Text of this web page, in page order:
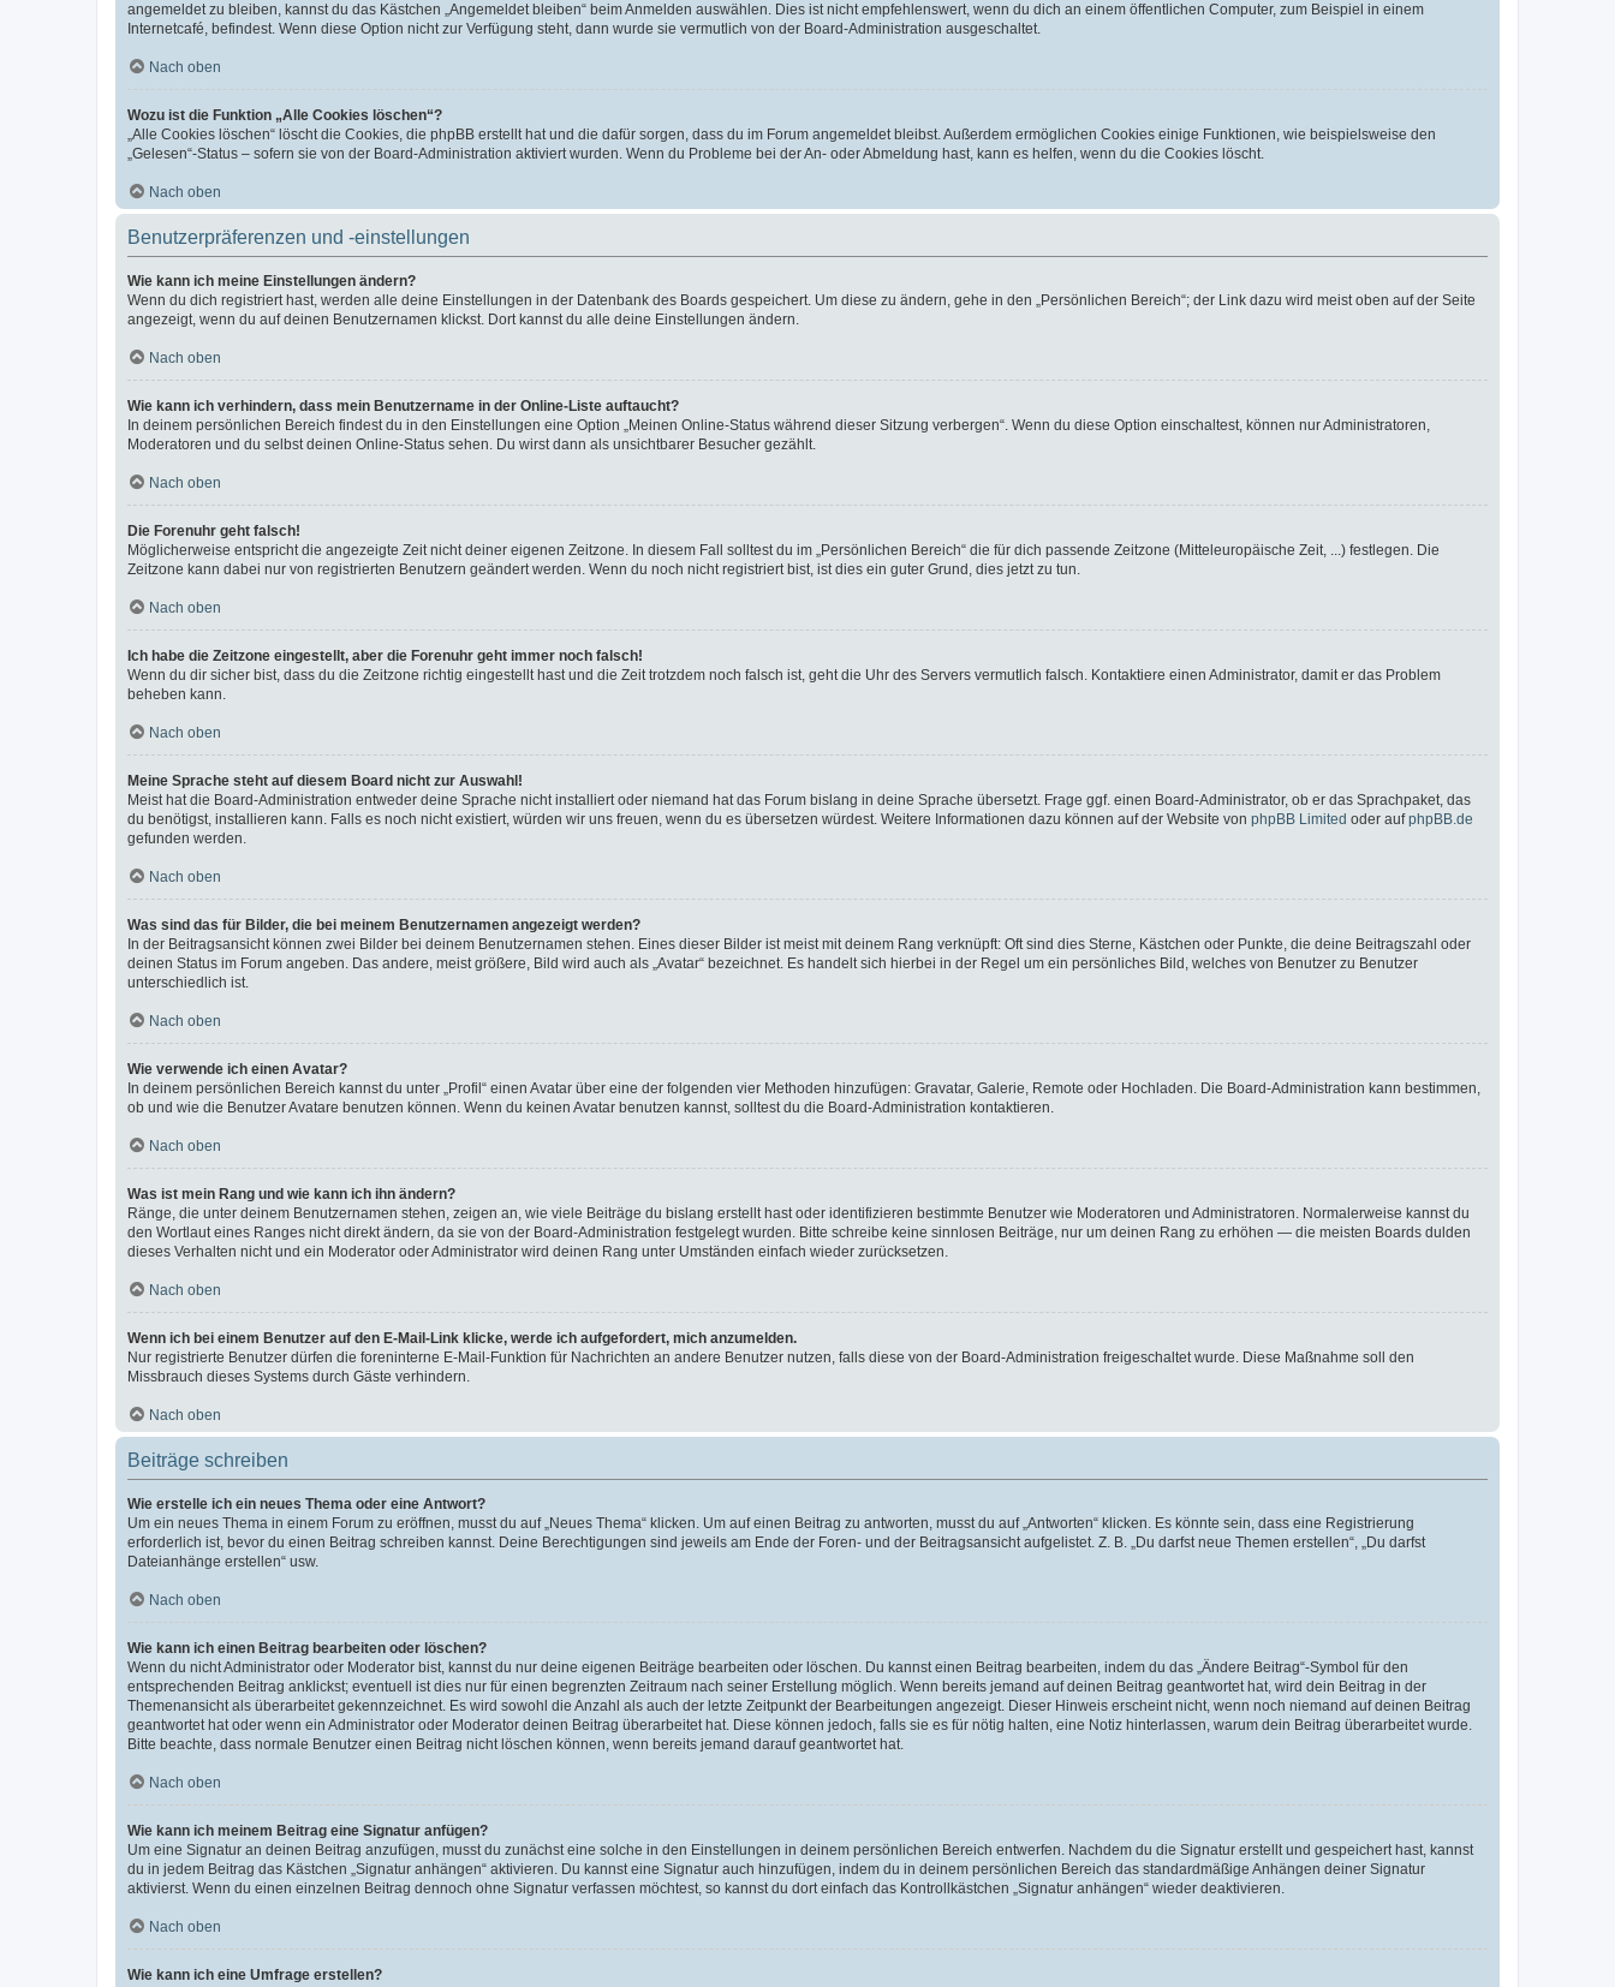
angemeldet zu bleiben, kannst du das Kästchen „Angemeldet bleiben“ beim Anmelden auswählen. Dies ist nicht empfehlenswert, wenn du dich an einem öffentlichen Computer, zum Beispiel in einem
Internetcafé, befindest. Wenn diese Option nicht zur Verfügung steht, dann wurde sie vermutlich von der Board-Administration ausgeschaltet.
Nach oben
Wozu ist die Funktion „Alle Cookies löschen“?
„Alle Cookies löschen“ löscht die Cookies, die phpBB erstellt hat und die dafür sorgen, dass du im Forum angemeldet bleibst. Außerdem ermöglichen Cookies einige Funktionen, wie beispielsweise den
„Gelesen“-Status – sofern sie von der Board-Administration aktiviert wurden. Wenn du Probleme bei der An- oder Abmeldung hast, kann es helfen, wenn du die Cookies löscht.
Nach oben
Benutzerpräferenzen und -einstellungen
Wie kann ich meine Einstellungen ändern?
Wenn du dich registriert hast, werden alle deine Einstellungen in der Datenbank des Boards gespeichert. Um diese zu ändern, gehe in den „Persönlichen Bereich“; der Link dazu wird meist oben auf der Seite
angezeigt, wenn du auf deinen Benutzernamen klickst. Dort kannst du alle deine Einstellungen ändern.
Nach oben
Wie kann ich verhindern, dass mein Benutzername in der Online-Liste auftaucht?
In deinem persönlichen Bereich findest du in den Einstellungen eine Option „Meinen Online-Status während dieser Sitzung verbergen“. Wenn du diese Option einschaltest, können nur Administratoren,
Moderatoren und du selbst deinen Online-Status sehen. Du wirst dann als unsichtbarer Besucher gezählt.
Nach oben
Die Forenuhr geht falsch!
Möglicherweise entspricht die angezeigte Zeit nicht deiner eigenen Zeitzone. In diesem Fall solltest du im „Persönlichen Bereich“ die für dich passende Zeitzone (Mitteleuropäische Zeit, ...) festlegen. Die
Zeitzone kann dabei nur von registrierten Benutzern geändert werden. Wenn du noch nicht registriert bist, ist dies ein guter Grund, dies jetzt zu tun.
Nach oben
Ich habe die Zeitzone eingestellt, aber die Forenuhr geht immer noch falsch!
Wenn du dir sicher bist, dass du die Zeitzone richtig eingestellt hast und die Zeit trotzdem noch falsch ist, geht die Uhr des Servers vermutlich falsch. Kontaktiere einen Administrator, damit er das Problem
beheben kann.
Nach oben
Meine Sprache steht auf diesem Board nicht zur Auswahl!
Meist hat die Board-Administration entweder deine Sprache nicht installiert oder niemand hat das Forum bislang in deine Sprache übersetzt. Frage ggf. einen Board-Administrator, ob er das Sprachpaket, das
du benötigst, installieren kann. Falls es noch nicht existiert, würden wir uns freuen, wenn du es übersetzen würdest. Weitere Informationen dazu können auf der Website von phpBB Limited oder aufphpBB.de
gefunden werden.
Nach oben
Was sind das für Bilder, die bei meinem Benutzernamen angezeigt werden?
In der Beitragsansicht können zwei Bilder bei deinem Benutzernamen stehen. Eines dieser Bilder ist meist mit deinem Rang verknüpft: Oft sind dies Sterne, Kästchen oder Punkte, die deine Beitragszahl oder
deinen Status im Forum angeben. Das andere, meist größere, Bild wird auch als „Avatar“ bezeichnet. Es handelt sich hierbei in der Regel um ein persönliches Bild, welches von Benutzer zu Benutzer
unterschiedlich ist.
Nach oben
Wie verwende ich einen Avatar?
In deinem persönlichen Bereich kannst du unter „Profil“ einen Avatar über eine der folgenden vier Methoden hinzufügen: Gravatar, Galerie, Remote oder Hochladen. Die Board-Administration kann bestimmen,
ob und wie die Benutzer Avatare benutzen können. Wenn du keinen Avatar benutzen kannst, solltest du die Board-Administration kontaktieren.
Nach oben
Was ist mein Rang und wie kann ich ihn ändern?
Ränge, die unter deinem Benutzernamen stehen, zeigen an, wie viele Beiträge du bislang erstellt hast oder identifizieren bestimmte Benutzer wie Moderatoren und Administratoren. Normalerweise kannst du
den Wortlaut eines Ranges nicht direkt ändern, da sie von der Board-Administration festgelegt wurden. Bitte schreibe keine sinnlosen Beiträge, nur um deinen Rang zu erhöhen — die meisten Boards dulden
dieses Verhalten nicht und ein Moderator oder Administrator wird deinen Rang unter Umständen einfach wieder zurücksetzen.
Nach oben
Wenn ich bei einem Benutzer auf den E-Mail-Link klicke, werde ich aufgefordert, mich anzumelden.
Nur registrierte Benutzer dürfen die foreninterne E-Mail-Funktion für Nachrichten an andere Benutzer nutzen, falls diese von der Board-Administration freigeschaltet wurde. Diese Maßnahme soll den
Missbrauch dieses Systems durch Gäste verhindern.
Nach oben
Beiträge schreiben
Wie erstelle ich ein neues Thema oder eine Antwort?
Um ein neues Thema in einem Forum zu eröffnen, musst du auf „Neues Thema“ klicken. Um auf einen Beitrag zu antworten, musst du auf „Antworten“ klicken. Es könnte sein, dass eine Registrierung
erforderlich ist, bevor du einen Beitrag schreiben kannst. Deine Berechtigungen sind jeweils am Ende der Foren- und der Beitragsansicht aufgelistet. Z. B. „Du darfst neue Themen erstellen“, „Du darfst
Dateianhänge erstellen“ usw.
Nach oben
Wie kann ich einen Beitrag bearbeiten oder löschen?
Wenn du nicht Administrator oder Moderator bist, kannst du nur deine eigenen Beiträge bearbeiten oder löschen. Du kannst einen Beitrag bearbeiten, indem du das „Ändere Beitrag“-Symbol für den
entsprechenden Beitrag anklickst; eventuell ist dies nur für einen begrenzten Zeitraum nach seiner Erstellung möglich. Wenn bereits jemand auf deinen Beitrag geantwortet hat, wird dein Beitrag in der
Themenansicht als überarbeitet gekennzeichnet. Es wird sowohl die Anzahl als auch der letzte Zeitpunkt der Bearbeitungen angezeigt. Dieser Hinweis erscheint nicht, wenn noch niemand auf deinen Beitrag
geantwortet hat oder wenn ein Administrator oder Moderator deinen Beitrag überarbeitet hat. Diese können jedoch, falls sie es für nötig halten, eine Notiz hinterlassen, warum dein Beitrag überarbeitet wurde.
Bitte beachte, dass normale Benutzer einen Beitrag nicht löschen können, wenn bereits jemand darauf geantwortet hat.
Nach oben
Wie kann ich meinem Beitrag eine Signatur anfügen?
Um eine Signatur an deinen Beitrag anzufügen, musst du zunächst eine solche in den Einstellungen in deinem persönlichen Bereich entwerfen. Nachdem du die Signatur erstellt und gespeichert hast, kannst
du in jedem Beitrag das Kästchen „Signatur anhängen“ aktivieren. Du kannst eine Signatur auch hinzufügen, indem du in deinem persönlichen Bereich das standardmäßige Anhängen deiner Signatur
aktivierst. Wenn du einen einzelnen Beitrag dennoch ohne Signatur verfassen möchtest, so kannst du dort einfach das Kontrollkästchen „Signatur anhängen“ wieder deaktivieren.
Nach oben
Wie kann ich eine Umfrage erstellen?